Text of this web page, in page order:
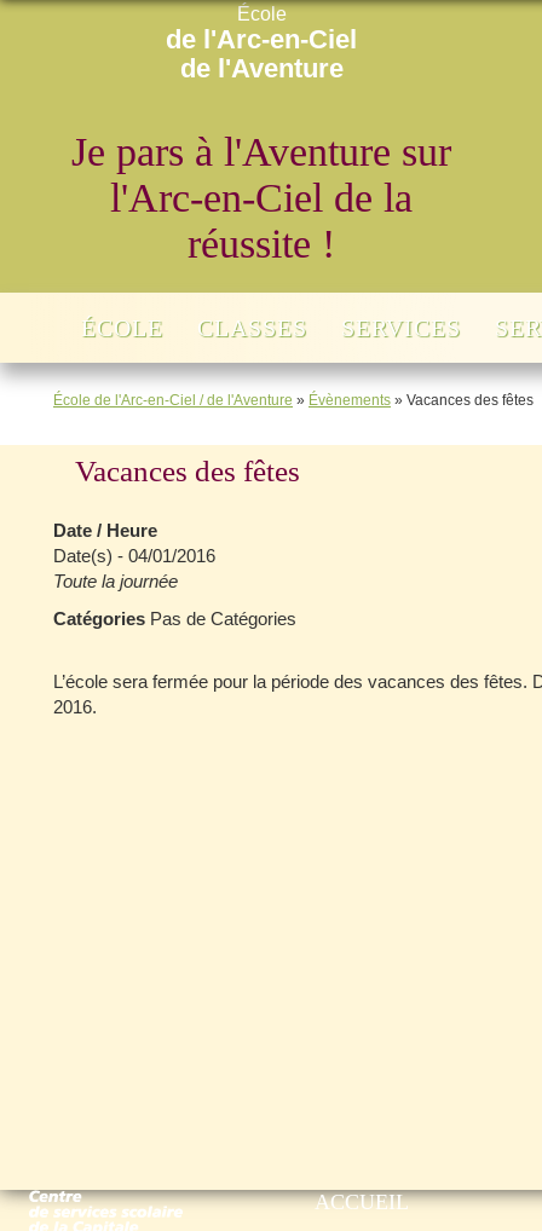
École
de l'Arc-en-Ciel
de l'Aventure
Je pars à l'Aventure sur
l'Arc-en-Ciel de la
réussite !
ÉCOLE CLASSES SERVICES
École de l'Arc-en-Ciel / de l'Aventure » Évènements » Vacances des fêtes
Vacances des fêtes
Date / Heure
Date(s) - 04/01/2016
Toute la journée
Catégories Pas de Catégories
L’école sera fermée pour la période des vacances des fêtes.
2016.
ACCUEIL